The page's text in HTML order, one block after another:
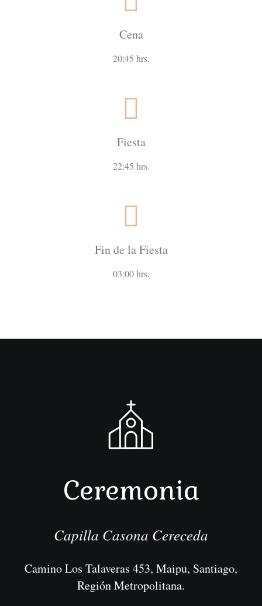
Cena
20:45 hrs.
Fiesta
22:45 hrs.
Fin de la Fiesta
03:00 hrs.
Ceremonia
Capilla Casona Cereceda
Camino Los Talaveras 453, Maipu, Santiago,
Región Metropolitana.